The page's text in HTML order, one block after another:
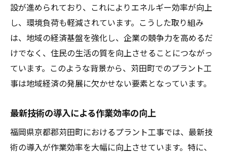
プロジェクト管理の要点
コミュニケーションの重要性
リスク管理とその方法
品質保証体制の確立
成功事例から学ぶ実践的アプローチ
経験豊富な技術者の意見
現場でのリアルな挑戦と解決策
技術者コミュニティの形成と交流
設が進められており、これによりエネルギー効率が向上
し、環境負荷も軽減されています。こうした取り組み
は、地域の経済基盤を強化し、企業の競争力を高めるだ
けでなく、住民の生活の質を向上させることにつながっ
ています。このような背景から、苅田町でのプラント工
事は地域経済の発展に欠かせない要素となっています。
最新技術の導入による作業効率の向上
福岡県京都郡苅田町におけるプラント工事では、最新技
術の導入が作業効率を大幅に向上させています。特に、